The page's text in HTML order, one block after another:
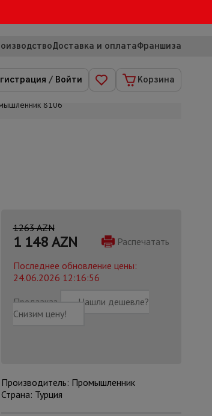
Доставка и оплатаФраншиза
/ Войти Корзина
8106
1263 AZN
1 148AZN
Распечатать
Последнее обновление цены:
24.06.2026 12:16:56
Предзаказ
Нашли дешевле?
Снизим цену!
Производитель: Промышленник
Страна: Турция